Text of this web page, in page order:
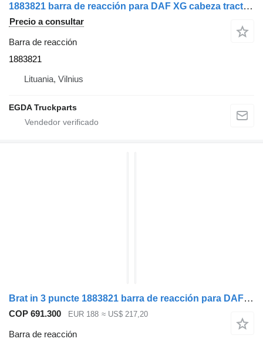
1883821 barra de reacción para DAF XG cabeza tractora
Precio a consultar
Barra de reacción
1883821
Lituania, Vilnius
EGDA Truckparts
Brat in 3 puncte 1883821 barra de reacción para DAF XF cabeza tractora
COP 691.300 EUR 188 ≈ US$ 217,20
Barra de reacción